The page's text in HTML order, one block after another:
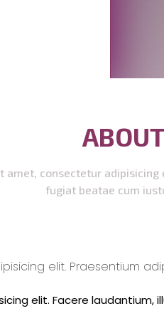
amet, consectetur
fugiat beatae cum
elit. Praesentium
elit. Facere laudantium,